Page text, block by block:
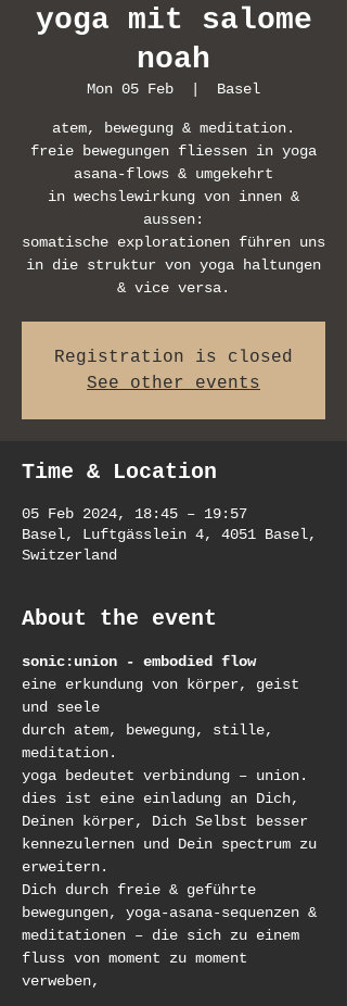
yoga mit salome
noah
Mon 05 Feb Basel
atem, bewegung & meditation.
freie bewegungen fliessen in yoga
asana-flows & umgekehrt
in wechslewirkung von innen &
aussen:
somatische explorationen führen uns
in die struktur von yoga haltungen
& vice versa.
Registration is closed
See other events
Time & Location
05 Feb 2024, 18:45 – 19:57
Basel, Luftgässlein 4, 4051 Basel,
Switzerland
About the event
sonic:union - embodied flow
eine erkundung von körper, geist
und seele
durch atem, bewegung, stille,
meditation.
yoga bedeutet verbindung – union.
dies ist eine einladung an Dich,
Deinen körper, Dich Selbst besser
kennezulernen und Dein spectrum zu
erweitern.
Dich durch freie & geführte
bewegungen, yoga-asana-sequenzen &
meditationen – die sich zu einem
fluss von moment zu moment
verweben,